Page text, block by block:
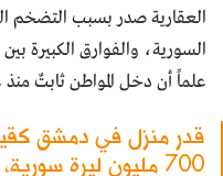
العقارية صدر بسبب التضخم
السورية، والفوارق الكبيرة
علماً أن دخل المواطن ثابتٌ
قدر منزل في دمشق